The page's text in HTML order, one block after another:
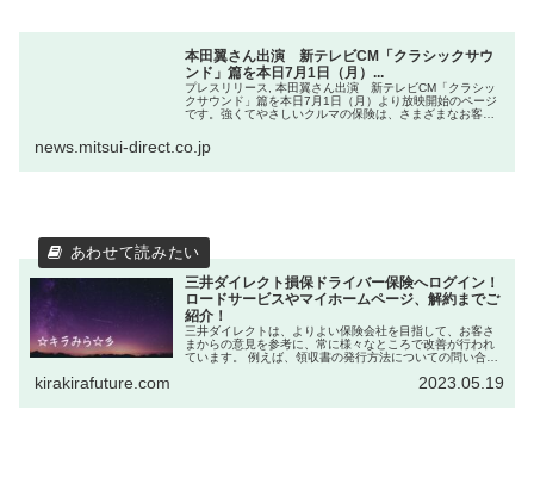
本田翼さん出演 新テレビCM「クラシックサウ
ンド」篇を本日7月1日（月）...
プレスリリース, 本田翼さん出演 新テレビCM「クラシッ
クサウンド」篇を本日7月1日（月）より放映開始のページ
です。強くてやさしいクルマの保険は、さまざまなお客さ
ルが起きたとき、お客さまを...
news.mitsui-direct.co.jp
三井ダイレクト損保ドライバー保険へログイン！
ロードサービスやマイホームページ、解約までご
紹介！
三井ダイレクトは、よりよい保険会社を目指して、お客さ
まからの意見を参考に、常に様々なところで改善が行われ
ています。 例えば、領収書の発行方法についての問い合わ
kirakirafuture.com 2023.05.19